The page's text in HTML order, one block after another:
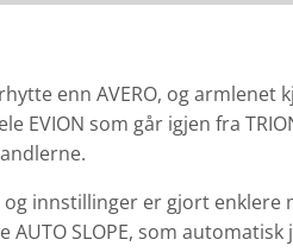
enn AVERO, og armlenet
EVION som går igjen fra
innstillinger er gjort enklere
SLOPE, som